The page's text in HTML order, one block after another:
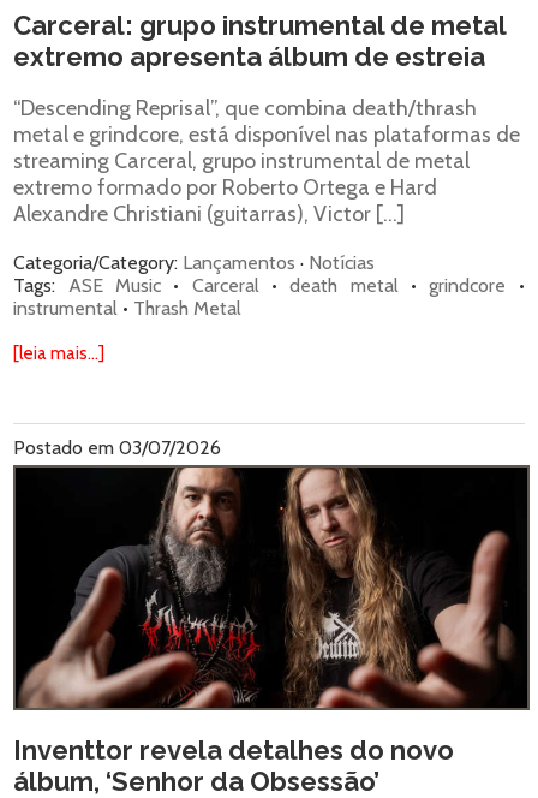
Carceral: grupo instrumental de metal
extremo apresenta álbum de estreia
“Descending Reprisal”, que combina death/thrash
metal e grindcore, está disponível nas plataformas de
streaming Carceral, grupo instrumental de metal
extremo formado por Roberto Ortega e Hard
Alexandre Christiani (guitarras), Victor […]
Categoria/Category: Lançamentos · Notícias
Tags: ASE Music• Carceral•death metal•grindcore •
instrumental • Thrash Metal
[leia mais...]
Postado em 03/07/2026
Inventtor revela detalhes do novo
álbum, ‘Senhor da Obsessão’